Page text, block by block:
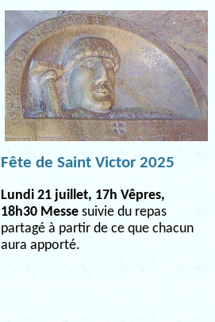
Fête de Saint Victor 2025
Lundi 21 juillet, 17h Vêpres,
18h30 Messe suivie du repas
partagé à partir de ce que chacun
aura apporté.